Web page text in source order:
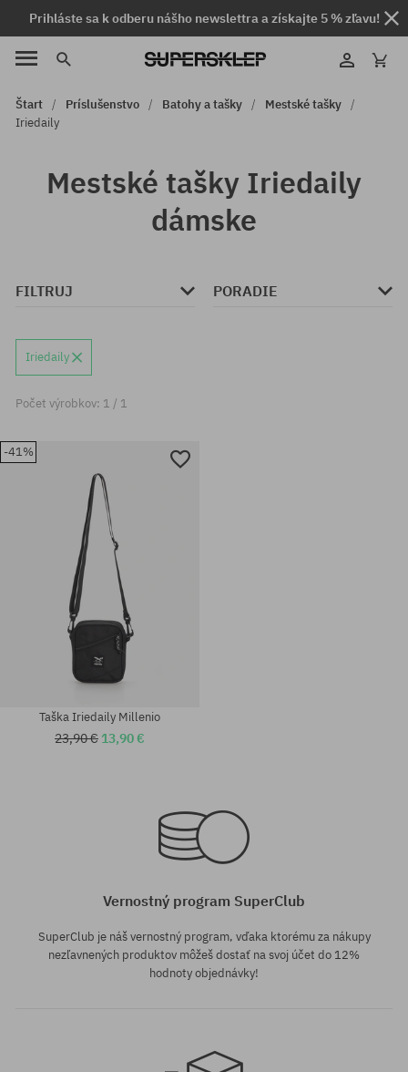
Prihláste sa k odberu nášho newslettra a získajte 5 % zľavu!
Štart Príslušenstvo Batohy a tašky
Mestské tašky
Iriedaily
Mestské tašky Iriedaily
dámske
FILTRUJ PORADIE
Iriedaily
Počet výrobkov: 1 / 1
-41%
Taška Iriedaily Millenio
23,90 € 13,90 €
Vernostný program SuperClub
SuperClub je náš vernostný program, vďaka ktorému za nákupy
nezľavnených produktov môžeš dostať na svoj účet do 12%
hodnoty objednávky!